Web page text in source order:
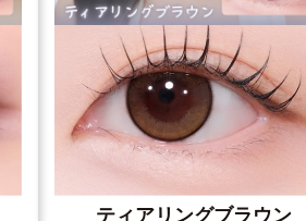
ティアリングブラウン